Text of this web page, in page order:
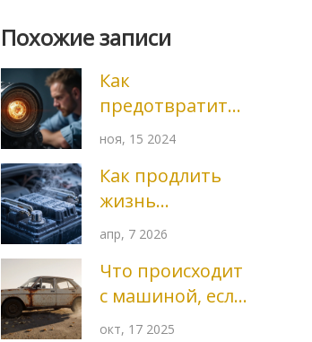
Похожие записи
Как
предотвратить
задиры в
продлить срок
службы
двигателя
ноя, 15 2024
Как продлить
жизнь
аккумулятору в
простые советы
и секреты ухода
апр, 7 2026
Что происходит
с машиной, если
она простаивает
окт, 17 2025